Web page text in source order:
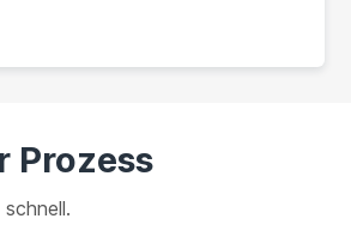
Prozess